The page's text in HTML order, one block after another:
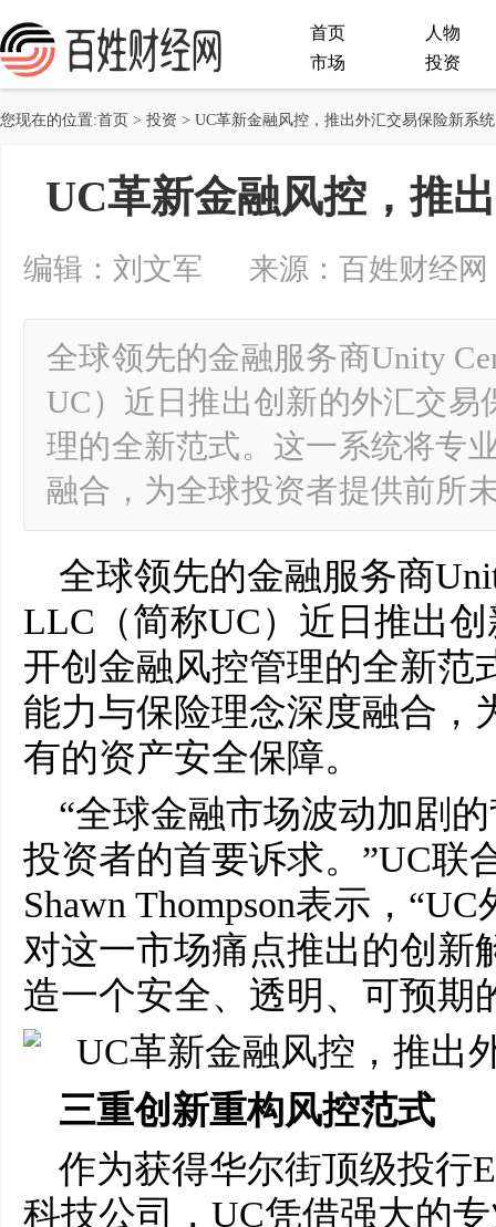
首页
人物
市场
投资
您现在的位置:首页 > 投资 > UC革新金融风控，推出外汇交易保险新系统
UC革新金融风控，推
编辑：刘文军 来源：百姓财经网
全球领先的金融服务商Unity
UC）近日推出创新的外汇交
理的全新范式。这一系统将专
融合，为全球投资者提供前
全球领先的金融服务商
LLC（简称UC）近日推出
开创金融风控管理的全新范
能力与保险理念深度融合，
有的资产安全保障。
“全球金融市场波动加剧
投资者的首要诉求。”UC联
Shawn Thompson表示，
对这一市场痛点推出的创新
造一个安全、透明、可预期
三重创新重构风控范式
作为获得华尔街顶级投行
科技公司，UC凭借强大的